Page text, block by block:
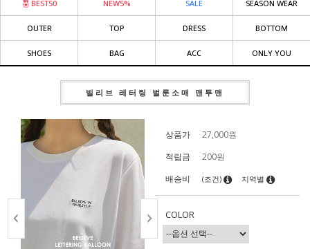
BEST50 NEW5% SALE SEASON WEAR
OUTER TOP DRESS BOTTOM
SHOES BAG ACC ONLY YOU
빌리브 레터링 벌룬소매 맨투맨
상품가 27,000원
적립금
200원
배송비
(조건) 지역별
COLOR